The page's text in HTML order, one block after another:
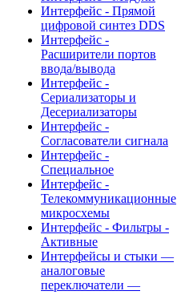
Интерфейс - Прямой
цифровой синтез DDS
Интерфейс -
Расширители портов
ввода/вывода
Интерфейс -
Сериализаторы и
Десериализаторы
Интерфейс -
Согласователи сигнала
Интерфейс -
Специальное
Интерфейс -
Телекоммуникационные
микросхемы
Интерфейс - Фильтры -
Активные
Интерфейсы и стыки —
аналоговые
переключатели —